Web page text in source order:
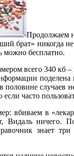
Продолжаем
брат» никогда
можно бесплатно.
всего 340 кб –
случаев
если часто
вбиваем в
Видаль ничего.
знает